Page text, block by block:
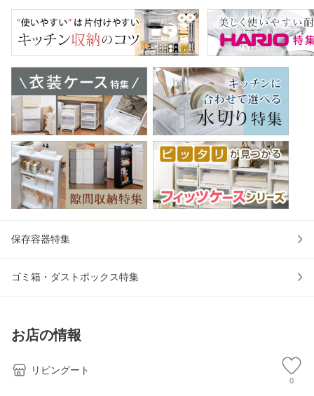
ックス 7リットル
クーラー
プレゼント 贈り物
）
5ミリ チタン 錆び
にくい 切
ン
K
保存容器特集
ゴミ箱・ダストボックス特集
お店の情報
リビングート
0